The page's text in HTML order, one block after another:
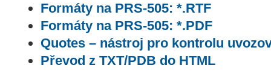
Formáty na PRS-505: *.RTF
Formáty na PRS-505: *.PDF
Quotes – nástroj pro kontrolu
Převod z TXT/PDB do HTML